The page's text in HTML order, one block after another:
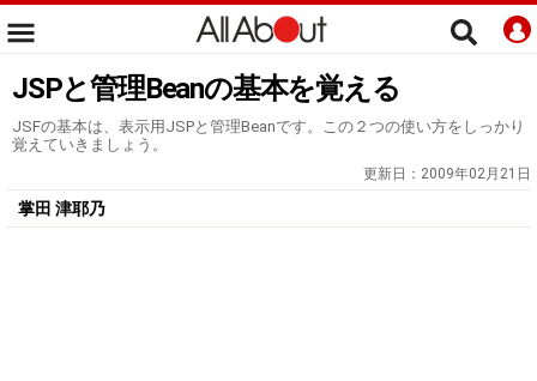
JSPと管理Beanの基本を覚える
JSFの基本は、表示用JSPと管理Beanです。この２つの使い方をしっかり
覚えていきましょう。
更新日： 2009年02月21日
掌田 津耶乃